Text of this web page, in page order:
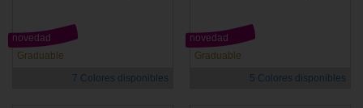
Graduable
novedad
7 Colores disponibles
Graduable
novedad
5 Colores disponibles